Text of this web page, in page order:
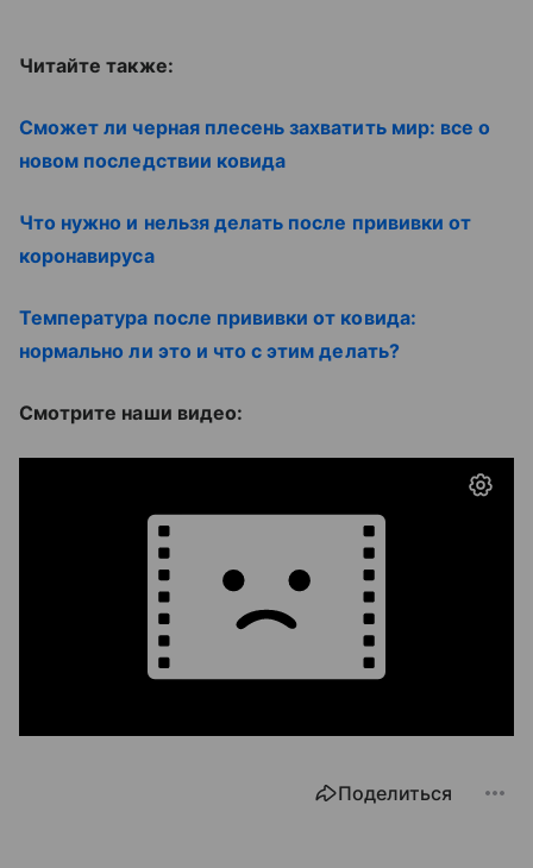
Читайте также:
Сможет ли черная плесень захватить мир: все о
новом последствии ковида
Что нужно и нельзя делать после прививки от
коронавируса
Температура после прививки от ковида:
нормально ли это и что с этим делать?
Смотрите наши видео:
Поделиться